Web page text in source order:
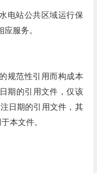
电站公共区域运行保
服务。
规范性引用而构成本
期的引用文件，仅该
日期的引用文件，其
本文件。